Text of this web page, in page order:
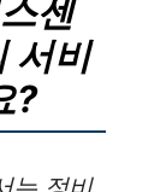
센
서비
?